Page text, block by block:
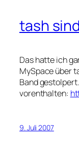
tash
Das hatte ich
MySpace über
Band
vorenthalten:
9. Juli 2007